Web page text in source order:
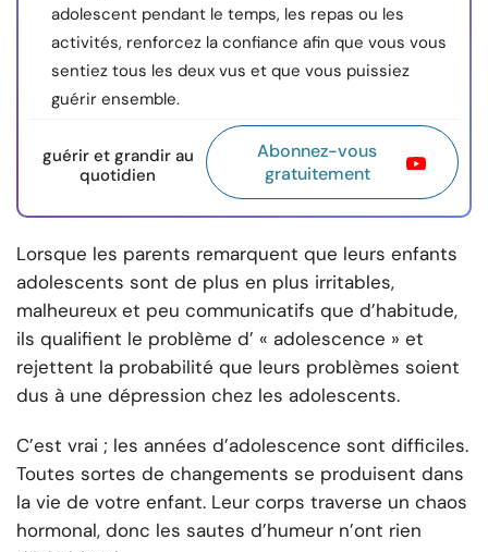
adolescent pendant le temps, les repas ou les
activités, renforcez la confiance afin que vous vous
sentiez tous les deux vus et que vous puissiez
guérir ensemble.
guérir et grandir au
quotidien
Abonnez-vous
gratuitement
Lorsque les parents remarquent que leurs enfants
adolescents sont de plus en plus irritables,
malheureux et peu communicatifs que d’habitude,
ils qualifient le problème d’ « adolescence » et
rejettent la probabilité que leurs problèmes soient
dus à une dépression chez les adolescents.
C’est vrai ; les années d’adolescence sont difficiles.
Toutes sortes de changements se produisent dans
la vie de votre enfant. Leur corps traverse un chaos
hormonal, donc les sautes d’humeur n’ont rien